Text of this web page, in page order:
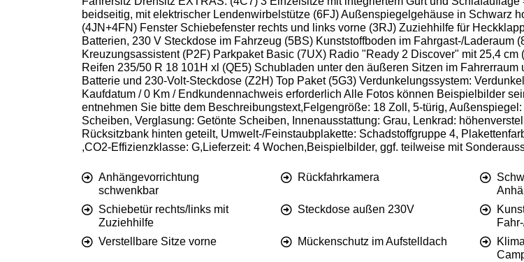
beidseitig, mit elektrischer Lendenwirbelstütze (6FJ) Außenspiegelgehäuse in Schwarz
(4JN+4FN) Fenster Schiebefenster rechts und links vorne (3RJ) Zuziehhilfe für
Batterien, 230 V Steckdose im Fahrzeug (5BS) Kunststoffboden im Fahrgast-/Laderaum
Kreuzungsassistent (P2F) Parkpaket Basic (7UX) Radio "Ready 2 Discover" mit 25,4
Reifen 235/50 R 18 101H xl (QE5) Schubladen unter den äußeren Sitzen im
Batterie und 230-Volt-Steckdose (Z2H) Top Paket (5G3) Verdunkelungssystem:
Kaufdatum / 0 Km / Endkundennachweis erforderlich Alle Fotos können Beispielbilder
entnehmen Sie bitte dem Beschreibungstext,Felgengröße: 18 Zoll, 5-türig,
Scheiben, Verglasung: Getönte Scheiben, Innenausstattung: Grau, Lenkrad:
Rücksitzbank hinten geteilt, Umwelt-/Feinstaubplakette: Schadstoffgruppe 4,
,CO2-Effizienzklasse: G,Lieferzeit: 4 Wochen,Beispielbilder, ggf. teilweise mit
Anhängevorrichtung
schwenkbar
Rückfahrkamera
Schiebetür rechts/links mit
Zuziehhilfe
Steckdose außen 230V
Verstellbare Sitze vorne Mückenschutz im Aufstelldach